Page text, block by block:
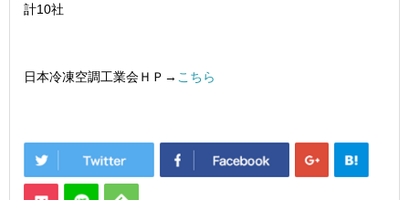
計10社
日本冷凍空調工業会ＨＰ→ こちら